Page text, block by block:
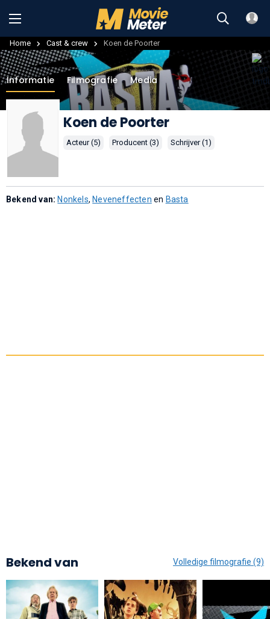
Home Cast & crew Koen de Poorter
Informatie Filmografie Media
Koen de Poorter
Acteur (5) Producent (3) Schrijver (1)
Bekend van: Nonkels, Neveneffecten en Basta
Bekend van Volledige filmografie (9)